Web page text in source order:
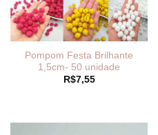
Pompom Festa Brilhante
1,5cm- 50 unidade
R$7,55